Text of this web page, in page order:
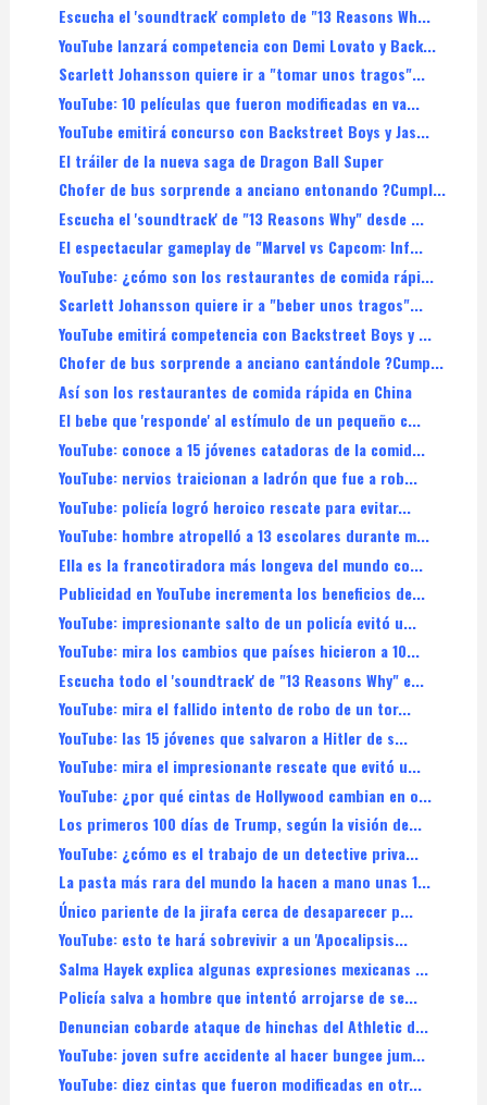
Escucha el 'soundtrack' completo de "13 Reasons Wh...
YouTube lanzará competencia con Demi Lovato y Back...
Scarlett Johansson quiere ir a "tomar unos tragos"...
YouTube: 10 películas que fueron modificadas en va...
YouTube emitirá concurso con Backstreet Boys y Jas...
El tráiler de la nueva saga de Dragon Ball Super
Chofer de bus sorprende a anciano entonando ?Cumpl...
Escucha el 'soundtrack' de "13 Reasons Why" desde ...
El espectacular gameplay de "Marvel vs Capcom: Inf...
YouTube: ¿cómo son los restaurantes de comida rápi...
Scarlett Johansson quiere ir a "beber unos tragos"...
YouTube emitirá competencia con Backstreet Boys y ...
Chofer de bus sorprende a anciano cantándole ?Cump...
Así son los restaurantes de comida rápida en China
El bebe que 'responde' al estímulo de un pequeño c...
YouTube: conoce a 15 jóvenes catadoras de la comid...
YouTube: nervios traicionan a ladrón que fue a rob...
YouTube: policía logró heroico rescate para evitar...
YouTube: hombre atropelló a 13 escolares durante m...
Ella es la francotiradora más longeva del mundo co...
Publicidad en YouTube incrementa los beneficios de...
YouTube: impresionante salto de un policía evitó u...
YouTube: mira los cambios que países hicieron a 10...
Escucha todo el 'soundtrack' de "13 Reasons Why" e...
YouTube: mira el fallido intento de robo de un tor...
YouTube: las 15 jóvenes que salvaron a Hitler de s...
YouTube: mira el impresionante rescate que evitó u...
YouTube: ¿por qué cintas de Hollywood cambian en o...
Los primeros 100 días de Trump, según la visión de...
YouTube: ¿cómo es el trabajo de un detective priva...
La pasta más rara del mundo la hacen a mano unas 1...
Único pariente de la jirafa cerca de desaparecer p...
YouTube: esto te hará sobrevivir a un 'Apocalipsis...
Salma Hayek explica algunas expresiones mexicanas ...
Policía salva a hombre que intentó arrojarse de se...
Denuncian cobarde ataque de hinchas del Athletic d...
YouTube: joven sufre accidente al hacer bungee jum...
YouTube: diez cintas que fueron modificadas en otr...